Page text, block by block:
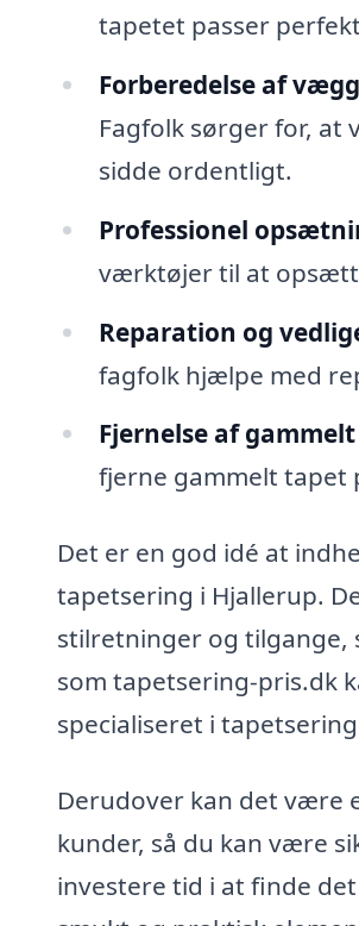
tapetet passer
Forberedelse af
Fagfolk sørger for,
sidde ordentligt.
Professionel
værktøjer til at
Reparation og
fagfolk hjælpe med
Fjernelse af
fjerne gammelt tapet
Det er en god idé at
tapetsering i Hjallerup.
stilretninger og tilgange,
som tapetsering-pris.dk
specialiseret i
Derudover kan det være
kunder, så du kan være
investere tid i at finde